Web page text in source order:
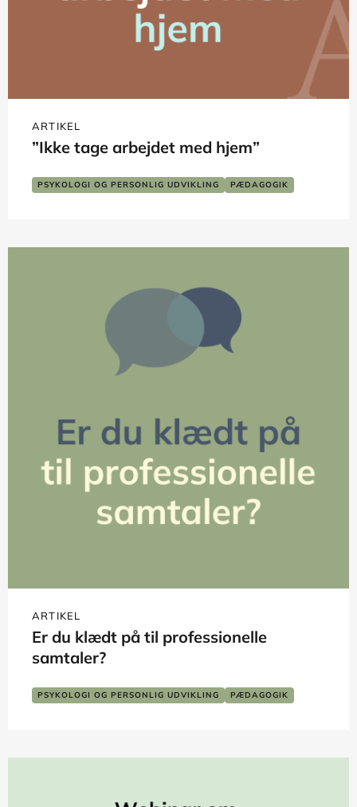
ARTIKEL
”Ikke tage arbejdet med hjem”
PSYKOLOGI OG PERSONLIG UDVIKLING
PÆDAGOGIK
ARTIKEL
Er du klædt på til professionelle
samtaler?
PSYKOLOGI OG PERSONLIG UDVIKLING
PÆDAGOGIK